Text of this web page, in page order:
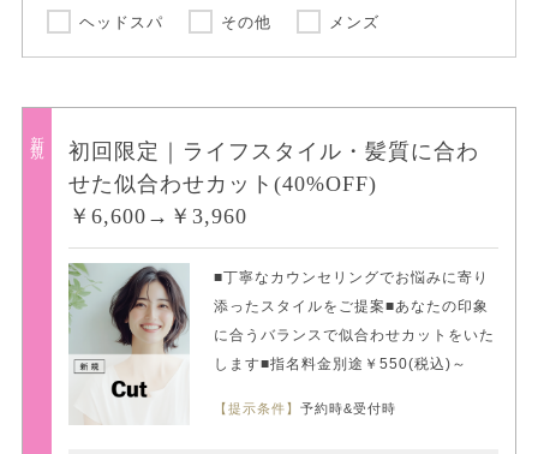
ヘッドスパ その他 メンズ
新規
初回限定｜ライフスタイル・髪質に合わ
せた似合わせカット(40%OFF)
￥6,600→￥3,960
■丁寧なカウンセリングでお悩みに寄り
添ったスタイルをご提案■あなたの印象
に合うバランスで似合わせカットをいた
します■指名料金別途￥550(税込)～
【提示条件】予約時&受付時